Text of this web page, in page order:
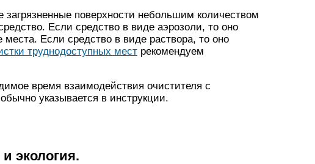
поверхности небольшим количеством
Если средство в виде аэрозоли, то оно
Если средство в виде раствора, то оно
труднодоступных мест рекомендуем
время взаимодействия очистителя с
указывается в инструкции.
экология.